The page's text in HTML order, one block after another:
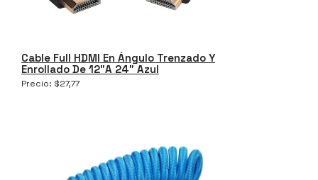
Cable Full HDMI En Ángulo Trenzado Y
Enrollado De 12″a 24″ Azul
Precio: $27,77